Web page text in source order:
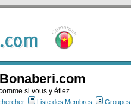
si vous y étiez
Liste des Membres